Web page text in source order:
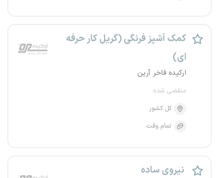
کمک آشپز فرنگی (گریل کار حرفه
ای)
ارکیده فاخر آرین
منقضی شده
کل کشور
تمام وقت
نیروی ساده